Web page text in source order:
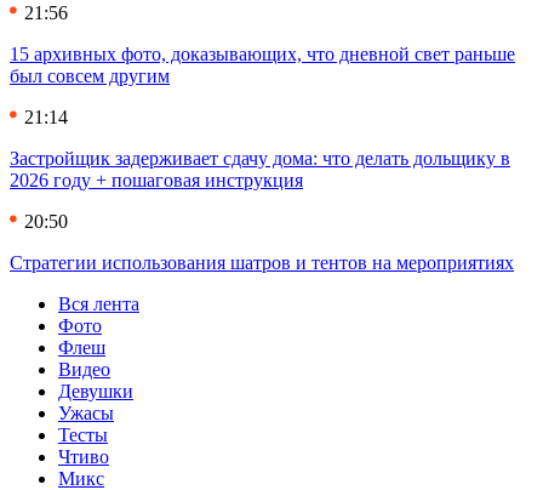
21:56
15 архивных фото, доказывающих, что дневной свет раньше
был совсем другим
21:14
Застройщик задерживает сдачу дома: что делать дольщику в
2026 году + пошаговая инструкция
20:50
Стратегии использования шатров и тентов на мероприятиях
Вся лента
Фото
Флеш
Видео
Девушки
Ужасы
Тесты
Чтиво
Микс